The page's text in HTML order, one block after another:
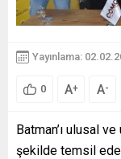
Yayınlama:
0 A+ A-
Batman’ı ulusal
şekilde temsil